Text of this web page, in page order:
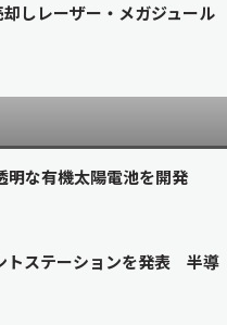
しレーザー・メガジュール
な有機太陽電池を開発
トステーションを発表 半導